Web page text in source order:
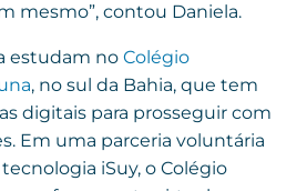
mesmo”, contou Daniela.
estudam no Colégio
, no sul da Bahia, que tem
digitais para prosseguir com
Em uma parceria voluntária
iSuy, o Colégio